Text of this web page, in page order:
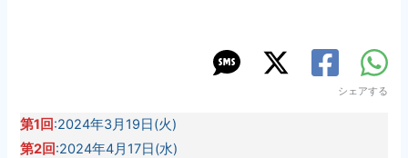
シェアする
第1回:2024年3月19日(火)
第2回:2024年4月17日(水)